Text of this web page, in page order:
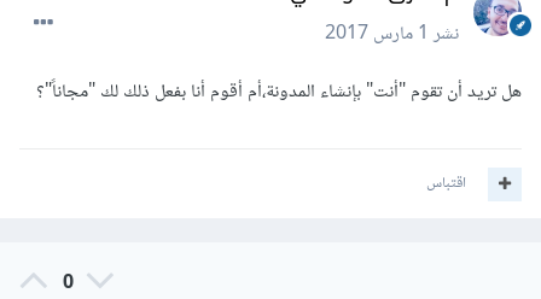
نشر1 مارس 2017
هل تريد أن تقوم "أنت" بإنشاء المدونة،أم أقوم أنا بفعل ذلك لك "مجاناً"؟
اقتباس
0